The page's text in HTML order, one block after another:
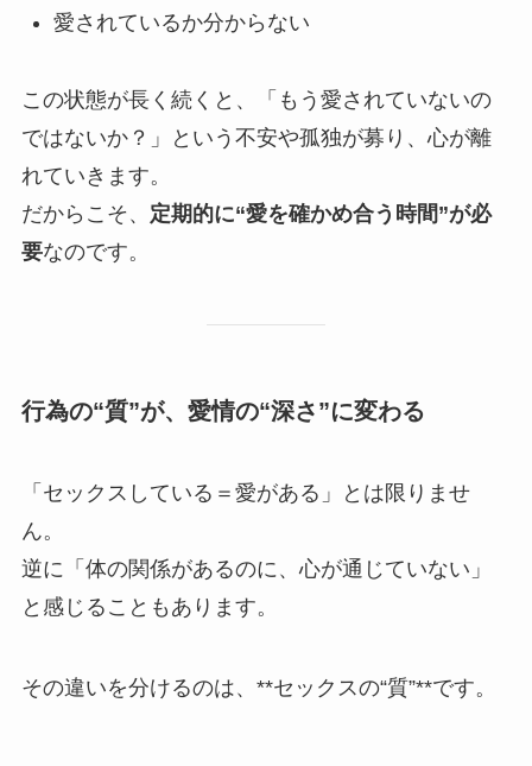
愛されているか分からない
この状態が長く続くと、「もう愛されていないの
ではないか？」という不安や孤独が募り、心が離
れていきます。
だからこそ、 定期的に“愛を確かめ合う時間”が必
要なのです。
行為の“質”が、愛情の“深さ”に変わる
「セックスしている＝愛がある」とは限りませ
ん。
逆に「体の関係があるのに、心が通じていない」
と感じることもあります。
その違いを分けるのは、**セックスの“質”**です。